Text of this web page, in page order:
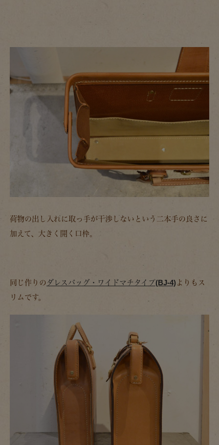
荷物の出し入れに取っ手が干渉しないという二本手の良さに
加えて、大きく開く口枠。
同じ作りのダレスバッグ・ワイドマチタイプ(BJ-4) よりもス
リムです。